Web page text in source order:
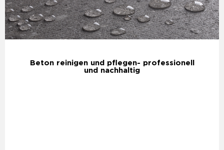
Beton reinigen und pflegen- professionell
und nachhaltig